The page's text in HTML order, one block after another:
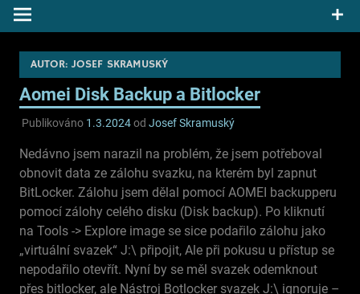
AUTOR: JOSEF SKRAMUSKÝ
Aomei Disk Backup a Bitlocker
Publikováno 1.3.2024od Josef Skramuský
Nedávno jsem narazil na problém, že jsem potřeboval
obnovit data ze zálohu svazku, na kterém byl zapnut
BitLocker. Zálohu jsem dělal pomocí AOMEI backupperu
pomocí zálohy celého disku (Disk backup). Po kliknutí
na Tools -> Explore image se sice podařilo zálohu jako
„virtuální svazek“ J:\ připojit, Ale při pokusu u přístup se
nepodařilo otevřít. Nyní by se měl svazek odemknout
přes bitlocker, ale Nástroj Botlocker svazek J:\ ignoruje –